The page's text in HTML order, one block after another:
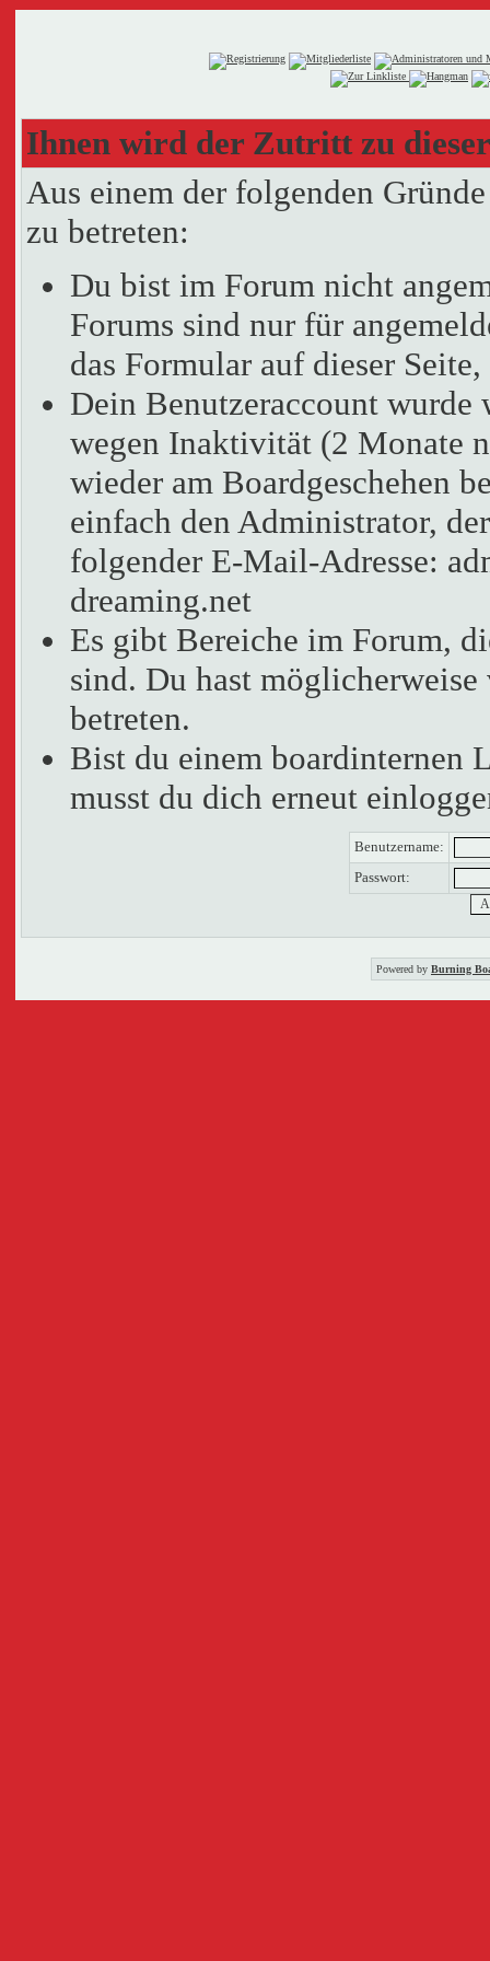
Ihnen wird der Zutritt zu
Aus einem der folgenden
zu betreten:
Du bist im Forum nicht
Forums sind nur für
das Formular auf dieser
Dein Benutzeraccount wurde
wegen Inaktivität (2 Monate
wieder am Boardgeschehen
einfach den Administrator,
folgender E-Mail-Adresse:
dreaming.net
Es gibt Bereiche im Forum,
sind. Du hast
betreten.
Bist du einem boardinternen
musst du dich erneut
Benutzername:
Passwort:
Powered by Burning